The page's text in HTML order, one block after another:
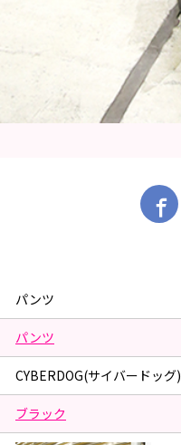
パンツ
パンツ
CYBERDOG(サイバードッグ)
ブラック